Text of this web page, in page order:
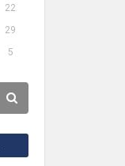
22
29
5